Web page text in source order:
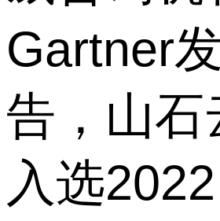
Gartner
告，山石
入选